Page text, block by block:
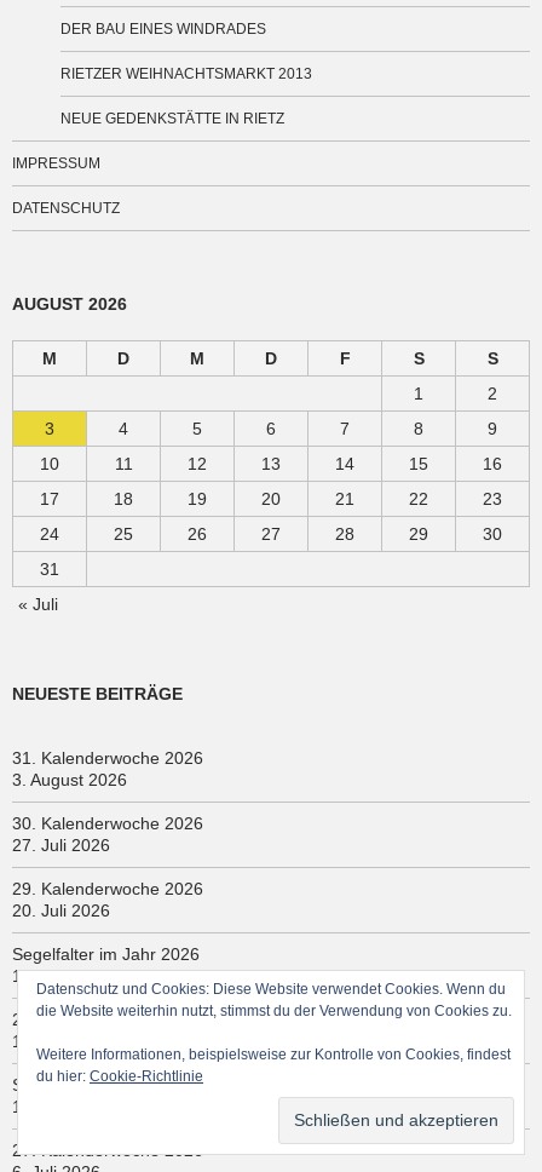
DER BAU EINES WINDRADES
RIETZER WEIHNACHTSMARKT 2013
NEUE GEDENKSTÄTTE IN RIETZ
IMPRESSUM
DATENSCHUTZ
AUGUST 2026
M D M D F S
S
1
2
3
4 5 6 7 8
9
10
11 12 13 14 15
16
17
18 19 20 21 22
23
24
25 26 27 28 29
30
31
« Juli
NEUESTE BEITRÄGE
31. Kalenderwoche 2026
3. August 2026
30. Kalenderwoche 2026
27. Juli 2026
29. Kalenderwoche 2026
20. Juli 2026
Segelfalter im Jahr 2026
19. Juli 2026
28. Kalenderwoche 2026
13. Juli 2026
Schmetterlinge im Juli
12. Juli 2026
27. Kalenderwoche 2026
Datenschutz und Cookies: Diese Website verwendet Cookies. Wenn du
die Website weiterhin nutzt, stimmst du der Verwendung von Cookies zu.
Weitere Informationen, beispielsweise zur Kontrolle von Cookies, findest
du hier: Cookie-Richtlinie